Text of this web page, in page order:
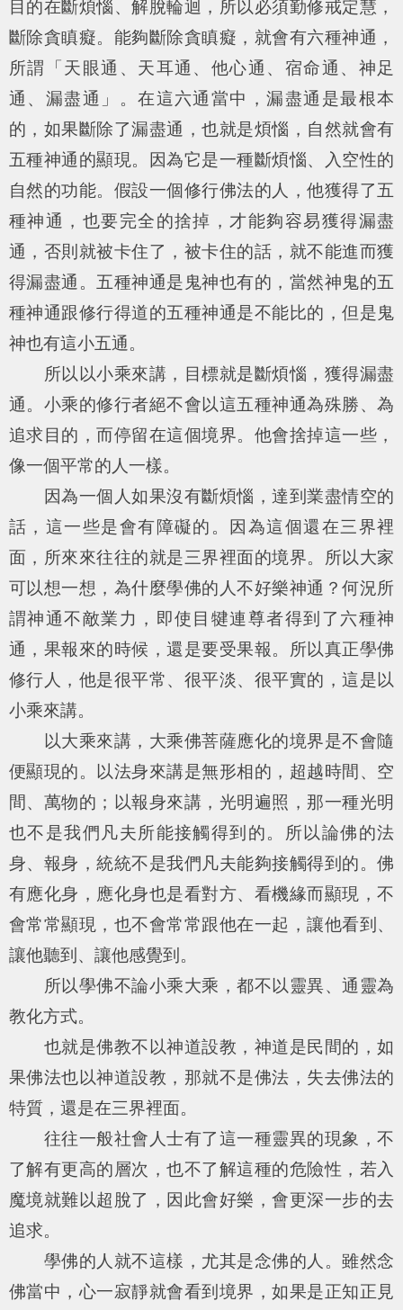
目的在斷煩惱、解脫輪迴，所以必須勤修戒定慧，
斷除貪瞋癡。能夠斷除貪瞋癡，就會有六種神通，
所謂「天眼通、天耳通、他心通、宿命通、神足
通、漏盡通」。在這六通當中，漏盡通是最根本
的，如果斷除了漏盡通，也就是煩惱，自然就會有
五種神通的顯現。因為它是一種斷煩惱、入空性的
自然的功能。假設一個修行佛法的人，他獲得了五
種神通，也要完全的捨掉，才能夠容易獲得漏盡
通，否則就被卡住了，被卡住的話，就不能進而獲
得漏盡通。五種神通是鬼神也有的，當然神鬼的五
種神通跟修行得道的五種神通是不能比的，但是鬼
神也有這小五通。
所以以小乘來講，目標就是斷煩惱，獲得漏盡
通。小乘的修行者絕不會以這五種神通為殊勝、為
追求目的，而停留在這個境界。他會捨掉這一些，
像一個平常的人一樣。
因為一個人如果沒有斷煩惱，達到業盡情空的
話，這一些是會有障礙的。因為這個還在三界裡
面，所來來往往的就是三界裡面的境界。所以大家
可以想一想，為什麼學佛的人不好樂神通？何況所
謂神通不敵業力，即使目犍連尊者得到了六種神
通，果報來的時候，還是要受果報。所以真正學佛
修行人，他是很平常、很平淡、很平實的，這是以
小乘來講。
以大乘來講，大乘佛菩薩應化的境界是不會隨
便顯現的。以法身來講是無形相的，超越時間、空
間、萬物的；以報身來講，光明遍照，那一種光明
也不是我們凡夫所能接觸得到的。所以論佛的法
身、報身，統統不是我們凡夫能夠接觸得到的。佛
有應化身，應化身也是看對方、看機緣而顯現，不
會常常顯現，也不會常常跟他在一起，讓他看到、
讓他聽到、讓他感覺到。
所以學佛不論小乘大乘，都不以靈異、通靈為
教化方式。
也就是佛教不以神道設教，神道是民間的，如
果佛法也以神道設教，那就不是佛法，失去佛法的
特質，還是在三界裡面。
往往一般社會人士有了這一種靈異的現象，不
了解有更高的層次，也不了解這種的危險性，若入
魔境就難以超脫了，因此會好樂，會更深一步的去
追求。
學佛的人就不這樣，尤其是念佛的人。雖然念
佛當中，心一寂靜就會看到境界，如果是正知正見